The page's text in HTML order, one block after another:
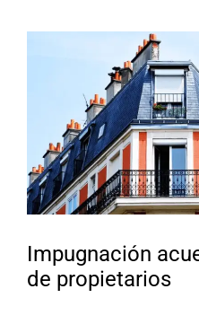
Impugnación
de propietarios